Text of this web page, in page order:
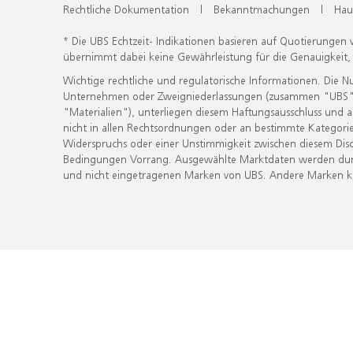
Rechtliche Dokumentation | Bekanntmachungen |
* Die UBS Echtzeit- Indikationen basieren auf
übernimmt dabei keine Gewährleistung für die
Wichtige rechtliche und regulatorische Informationen. Die
Unternehmen oder Zweigniederlassungen (zusammen
"Materialien"), unterliegen diesem Haftungsausschluss
nicht in allen Rechtsordnungen oder an bestimmte
Widerspruchs oder einer Unstimmigkeit zwischen diesem
Bedingungen Vorrang. Ausgewählte Marktdaten werden
und nicht eingetragenen Marken von UBS. Andere Marken